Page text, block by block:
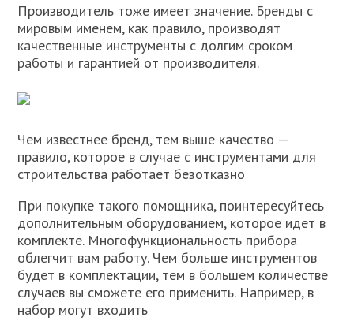
Производитель тоже имеет значение. Бренды с
мировым именем, как правило, производят
качественные инструменты с долгим сроком
работы и гарантией от производителя.
Чем известнее бренд, тем выше качество —
правило, которое в случае с инструментами для
строительства работает безотказно
При покупке такого помощника, поинтересуйтесь
дополнительным оборудованием, которое идет в
комплекте. Многофункциональность прибора
облегчит вам работу. Чем больше инструментов
будет в комплектации, тем в большем количестве
случаев вы сможете его применить. Например, в
набор могут входить